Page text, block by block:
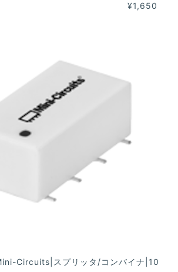
¥1,650
Circuits|スプリッタ/コンバイナ|10